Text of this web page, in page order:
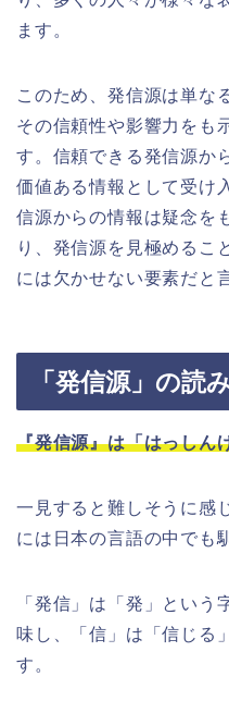
ます。
このため、発信源は単な
その信頼性や影響力をも
す。信頼できる発信源か
価値ある情報として受け
信源からの情報は疑念を
り、発信源を見極めるこ
には欠かせない要素だと
「発信源」の読
『発信源』は「はっしん
一見すると難しそうに感
には日本の言語の中でも
「発信」は「発」という
味し、「信」は「信じる
す。